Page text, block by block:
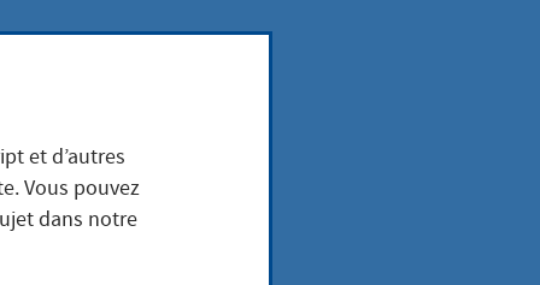
et d’autres
Vous pouvez
dans notre